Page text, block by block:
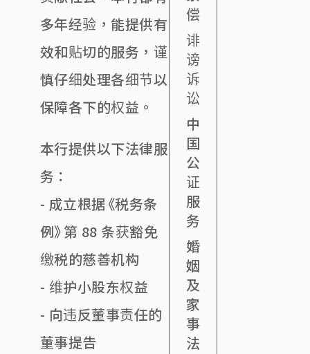
多年经验，能提供有
效和贴切的服务，谨
慎仔细处理各细节以
保障各下的权益。
本行提供以下法律服
务：
- 成立根据《税务条
例》第 88 条获豁免
缴税的慈善机构
- 维护小股东权益
- 向违反董事责任的
董事提告
偿
诽
谤
诉
讼
中
国
公
证
服
务
婚
姻
及
家
事
法